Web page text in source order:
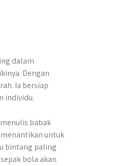
dalam
Dengan
Ia bersiap
individu.
babak
untuk
bintang paling
bola akan